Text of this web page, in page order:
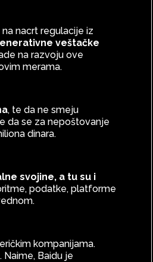
nacrt regulacije iz
veštačke
na razvoju ove
merama.
, te da ne smeju
da se za nepoštovanje
dinara.
svojine, a tu su i
podatke, platforme
kompanijama.
Naime, Baidu je